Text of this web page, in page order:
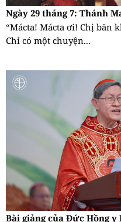
Ngày 29 tháng 7: Thánh
“Mácta! Mácta ơi! Chị băn
Chỉ có một chuyện...
Bài giảng của Đức Hồng